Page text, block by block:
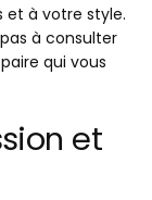
et à votre style.
à consulter
qui vous
et